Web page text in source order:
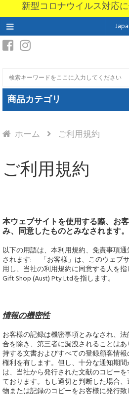
新型コロナウイルス対応
商品カテゴリ
ホーム ご利用規約
ご利用規約
本ウェブサイトを使用する際、お
み、同意したものとみなされます。
以下の用語は、本利用規約、免責事項
されます: 「お客様」は、このウェブ
用し、当社の利用規約に同意する人を
Gift Shop (Aust) Pty Ltdを指します。
情報の機密性
お客様の記録は機密事項とみなされ、
合を除き、第三者に漏洩されることは
持する文書およびすべての登録顧客情
権利を有します。但し、十分な通知期
は、当社から発行された文献のコピー
ております。もし適切と判断した場合
物または記録のコピーをお客様に発行致